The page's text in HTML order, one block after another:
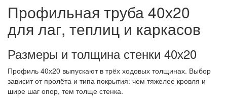
Профильная труба 40х20
для лаг, теплиц и каркасов
Размеры и толщина стенки 40х20
Профиль 40х20 выпускают в трёх ходовых толщинах. Выбор
зависит от пролёта и типа покрытия: чем тяжелее кровля и
шире шаг опор, тем толще стенка.